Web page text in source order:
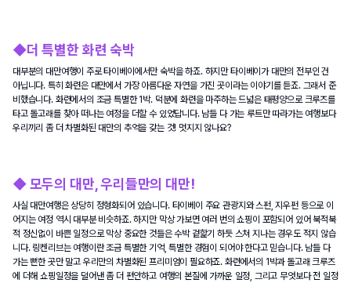
◆더 특별한 화련 숙박
대부분의 대만여행이 주로 타이베이에서만 숙박을 하죠. 하지만 타이베이가 대만의 전부인 건
아닙니다. 특히 화련은 대만에서 가장 아름다운 자연을 가진 곳이라는 이야기를 듣죠. 그래서 준
비했습니다. 화련에서의 조금 특별한 1박. 덕분에 화련을 마주하는 드넓은 태평양으로 크루즈를
타고 돌고래를 찾아 떠나는 여정을 더할 수 있었답니다. 남들 다 가는 루트만 따라가는 여행보다
우리끼리 좀 더 차별화된 대만의 추억을 갖는 것! 멋지지 않나요?
◆ 모두의 대만, 우리들만의 대만!
사실 대만여행은 상당히 정형화되어 있습니다. 타이베이 주요 관광지와 스펀, 지우펀 등으로 이
어지는 여정 역시 대부분 비슷하죠. 하지만 막상 가보면 여러 번의 쇼핑이 포함되어 있어 북적북
적 정신없이 바쁜 일정으로 막상 중요한 것들은 수박 겉핥기 하듯 스쳐 지나는 경우도 적지 않습
니다. 링켄리브는 여행이란 조금 특별한 기억, 특별한 경험이 되어야 한다고 믿습니다. 남들 다
가는 뻔한 곳만 말고 우리만의 차별화된 프리미엄이 필요하죠. 화련에서의 1박과 돌고래 크루즈
에 더해 쇼핑일정을 덜어낸 좀 더 편안하고 여행의 본질에 가까운 일정, 그리고 무엇보다 전 일정